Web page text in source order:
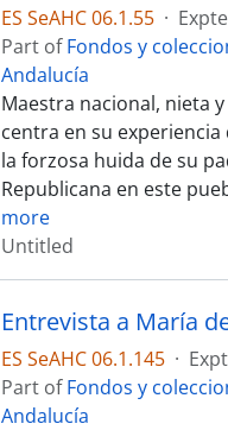
ES SeAHC 06.1.55 · Expte
Part ofFondos y
Andalucía
Maestra nacional, nieta
centra en su
la forzosa huida de su
Republicana en este
more
Untitled
Entrevista a María
ES SeAHC 06.1.145 ·
Part ofFondos y
Andalucía